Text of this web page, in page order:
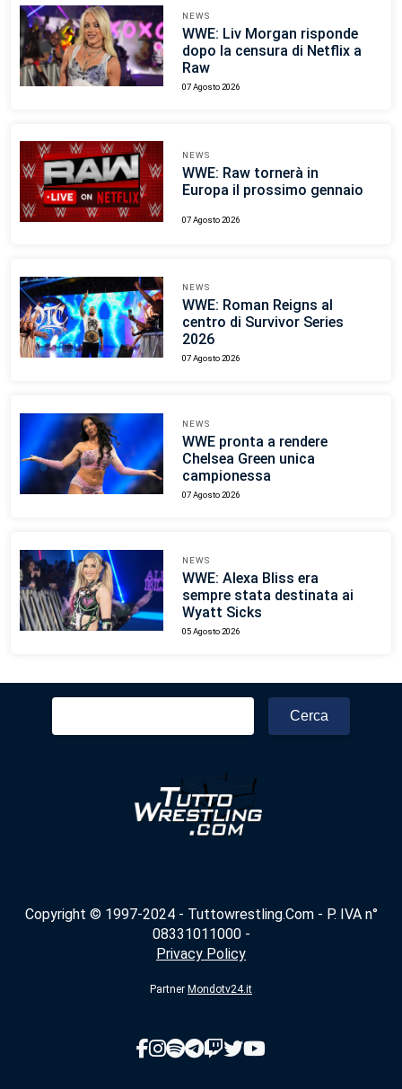
NEWS
WWE: Liv Morgan risponde
dopo la censura di Netflix a
Raw
07 Agosto 2026
NEWS
WWE: Raw tornerà in
Europa il prossimo gennaio
07 Agosto 2026
NEWS
WWE: Roman Reigns al
centro di Survivor Series
2026
07 Agosto 2026
NEWS
WWE pronta a rendere
Chelsea Green unica
campionessa
07 Agosto 2026
NEWS
WWE: Alexa Bliss era
sempre stata destinata ai
Wyatt Sicks
05 Agosto 2026
Ricerca
Copyright © 1997-2024 - Tuttowrestling.Com - P. IVA n°
08331011000 -
Privacy Policy
Partner Mondotv24.it